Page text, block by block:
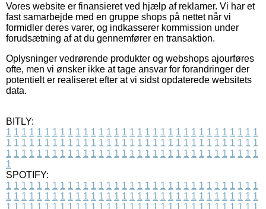
Vores website er finansieret ved hjælp af reklamer. Vi har et
fast samarbejde med en gruppe shops på nettet når vi
formidler deres varer, og indkasserer kommission under
forudsætning af at du gennemfører en transaktion.
Oplysninger vedrørende produkter og webshops ajourføres
ofte, men vi ønsker ikke at tage ansvar for forandringer der
potentielt er realiseret efter at vi sidst opdaterede websitets
data.
BITLY:
1 1 1 1 1 1 1 1 1 1 1 1 1 1 1 1 1 1 1 1 1 1 1 1 1 1 1 1 1 1 1 1 1
1 1 1 1 1 1 1 1 1 1 1 1 1 1 1 1 1 1 1 1 1 1 1 1 1 1 1 1 1 1 1 1 1
1 1 1 1 1 1 1 1 1 1 1 1 1 1 1 1 1 1 1 1 1 1 1 1 1 1 1 1 1 1 1 1 1
1
SPOTIFY:
1 1 1 1 1 1 1 1 1 1 1 1 1 1 1 1 1 1 1 1 1 1 1 1 1 1 1 1 1 1 1 1 1
1 1 1 1 1 1 1 1 1 1 1 1 1 1 1 1 1 1 1 1 1 1 1 1 1 1 1 1 1 1 1 1 1
1 1 1 1 1 1 1 1 1 1 1 1 1 1 1 1 1 1 1 1 1 1 1 1 1 1 1 1 1 1 1 1 1